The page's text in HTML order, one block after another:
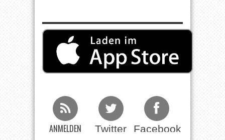
ANMELDEN Twitter Facebook